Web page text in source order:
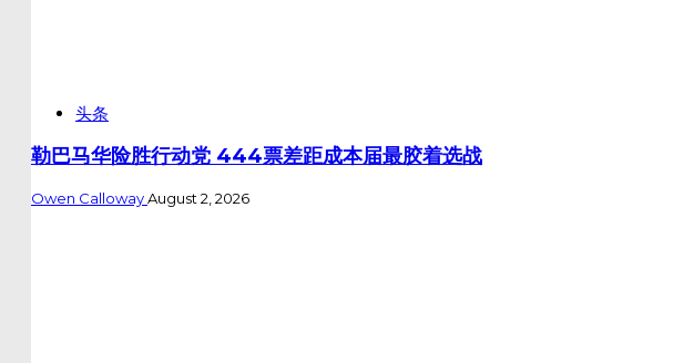
头条
勒巴马华险胜行动党 444票差距成本届最胶着选战
Owen CallowayAugust 2, 2026